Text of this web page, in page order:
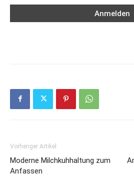
Vorheriger Artikel
Moderne Milchkuhhaltung zum
Anfassen